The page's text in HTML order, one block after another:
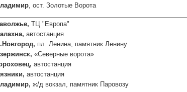
, ост. Золотые Ворота
ТЦ "Европа"
автостанция
пл. Ленина, памятник Ленину
«Северные ворота»
автостанция
автостанция
ж/д вокзал, памятник Паровозу